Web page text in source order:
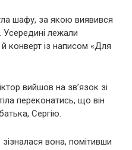
шафу, за якою виявився
лежали
конверт із написом «Для
вийшов на зв’язок зі
переконатись, що він
Сергію.
вона, помітивши